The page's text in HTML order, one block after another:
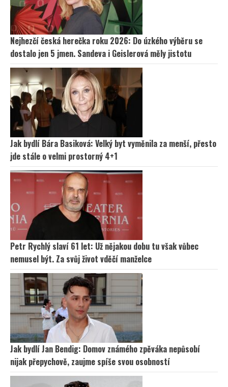
Nejhezčí česká herečka roku 2026: Do úzkého výběru se
dostalo jen 5 jmen. Sandeva i Geislerová měly jistotu
Jak bydlí Bára Basiková: Velký byt vyměnila za menší, přesto
jde stále o velmi prostorný 4+1
Petr Rychlý slaví 61 let: Už nějakou dobu tu však vůbec
nemusel být. Za svůj život vděčí manželce
Jak bydlí Jan Bendig: Domov známého zpěváka nepůsobí
nijak přepychově, zaujme spíše svou osobností